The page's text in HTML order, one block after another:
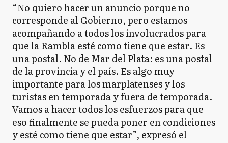
“No quiero hacer un anuncio porque no
corresponde al Gobierno, pero estamos
acompañando a todos los involucrados para
que la Rambla esté como tiene que estar. Es
una postal. No de Mar del Plata: es una postal
de la provincia y el país. Es algo muy
importante para los marplatenses y los
turistas en temporada y fuera de temporada.
Vamos a hacer todos los esfuerzos para que
eso finalmente se pueda poner en condiciones
y esté como tiene que estar”, expresó el